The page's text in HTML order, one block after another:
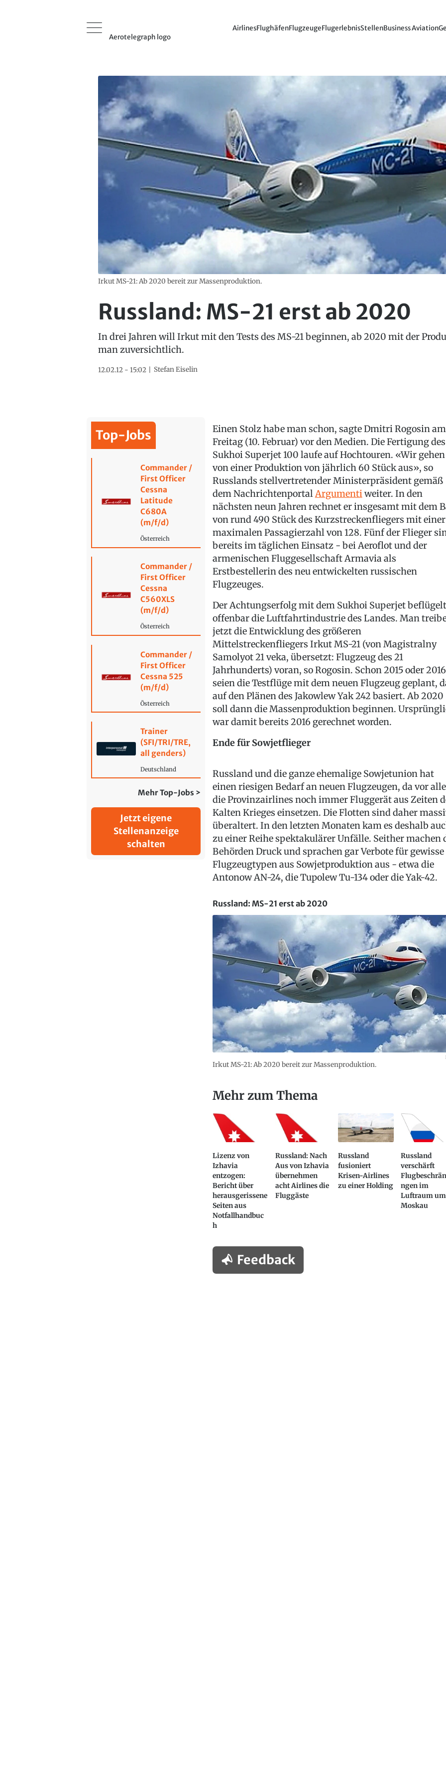
Aerotelegraph logo
AirlinesFlughäfenFlugzeugeFlugerlebnisStellenBusiness Aviation
Irkut MS-21: Ab 2020 bereit zur Massenproduktion.
Russland: MS-21 erst ab 2020
In drei Jahren will Irkut mit den Tests des MS-21 beginnen, ab 2020 mit der
man zuversichtlich.
12.02.12 - 15:02 Stefan Eiselin
Top-Jobs
Commander /
First Officer
Cessna
Latitude
C680A
(m/f/d)
Österreich
Commander /
First Officer
Cessna
C560XLS
(m/f/d)
Österreich
Commander /
First Officer
Cessna 525
(m/f/d)
Österreich
Trainer
(SFI/TRI/TRE,
all genders)
Deutschland
Mehr Top-Jobs >
Jetzt eigene
Stellenanzeige
schalten
Einen Stolz habe man schon, sagte Dmitri Rogosin am
Freitag (10. Februar) vor den Medien. Die Fertigung des
Sukhoi Superjet 100 laufe auf Hochtouren. «Wir gehen
von einer Produktion von jährlich 60 Stück aus», so
Russlands stellvertretender Ministerpräsident gemäß
dem NachrichtenportalArgumentiweiter. In den
nächsten neun Jahren rechnet er insgesamt mit dem
von rund 490 Stück des Kurzstreckenfliegers mit einer
maximalen Passagierzahl von 128. Fünf der Flieger
bereits im täglichen Einsatz - bei Aeroflot und der
armenischen Fluggesellschaft Armavia als
Erstbestellerin des neu entwickelten russischen
Flugzeuges.
Der Achtungserfolg mit dem Sukhoi Superjet beflügelt
offenbar die Luftfahrtindustrie des Landes. Man
jetzt die Entwicklung des größeren
Mittelstreckenfliegers Irkut MS-21 (von Magistralny
Samolyot 21 veka, übersetzt: Flugzeug des 21
Jahrhunderts) voran, so Rogosin. Schon 2015 oder 2016
seien die Testflüge mit dem neuen Flugzeug geplant,
auf den Plänen des Jakowlew Yak 242 basiert. Ab 2020
soll dann die Massenproduktion beginnen.
war damit bereits 2016 gerechnet worden.
Ende für Sowjetflieger
Russland und die ganze ehemalige Sowjetunion hat
einen riesigen Bedarf an neuen Flugzeugen, da vor
die Provinzairlines noch immer Fluggerät aus Zeiten
Kalten Krieges einsetzen. Die Flotten sind daher
überaltert. In den letzten Monaten kam es deshalb
zu einer Reihe spektakulärer Unfälle. Seither machen
Behörden Druck und sprachen gar Verbote für gewisse
Flugzeugtypen aus Sowjetproduktion aus - etwa die
Antonow AN-24, die Tupolew Tu-134 oder die Yak-42.
Russland: MS-21 erst ab 2020
Irkut MS-21: Ab 2020 bereit zur Massenproduktion.
Mehr zum Thema
Lizenz von
Izhavia
entzogen:
Bericht über
herausgerissene
Seiten aus
Notfallhandbuc
h
Russland: Nach
Aus von Izhavia
übernehmen
acht Airlines die
Fluggäste
Russland
fusioniert
Krisen-Airlines
zu einer Holding
Russland
verschärft
ngen im
Luftraum um
Moskau
Feedback